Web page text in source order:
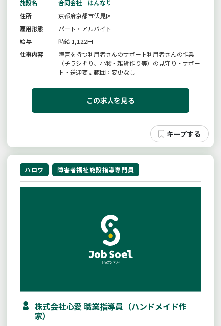
施設名
合同会社 はんなり
住所
京都府京都市伏見区
雇用形態
パート・アルバイト
給与
時給 1,122円
仕事内容
障害を持つ利用者さんのサポート利用者さんの作業
（チラシ折り、小物・雑貨作り等）の見守り・サポー
ト・送迎変更範囲：変更なし
この求人を見る
ハロワ 障害者福祉施設指導専門員
株式会社心愛 職業指導員（ハンドメイド作
家）